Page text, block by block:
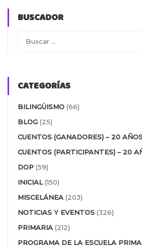
BUSCADOR
CATEGORÍAS
BILINGÜISMO (66)
BLOG (25)
CUENTOS (GANADORES) – 20
CUENTOS (PARTICIPANTES) – 20
DOP (59)
INICIAL(150)
MISCELÁNEA (203)
NOTICIAS Y EVENTOS (326)
PRIMARIA (212)
PROGRAMA DE LA ESCUELA